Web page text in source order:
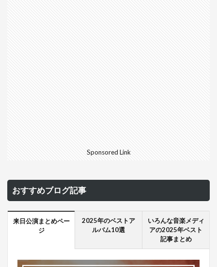
Sponsored Link
おすすめブログ記事
来日公演まとめペー
ジ
2025年のベストア
ルバム10選
いろんな音楽メディ
アの2025年ベスト
記事まとめ